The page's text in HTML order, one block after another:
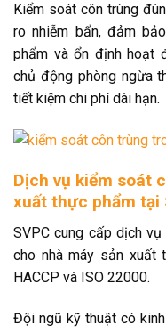
Kiểm soát côn trùng
ro nhiễm bẩn, đảm
phẩm và ổn định hoạt
chủ động phòng ngừa
tiết kiệm chi phí dài hạn.
Dịch vụ kiểm soát
xuất thực phẩm tại
SVPC cung cấp dịch
cho nhà máy sản xuất
HACCP và ISO 22000.
Đội ngũ kỹ thuật có